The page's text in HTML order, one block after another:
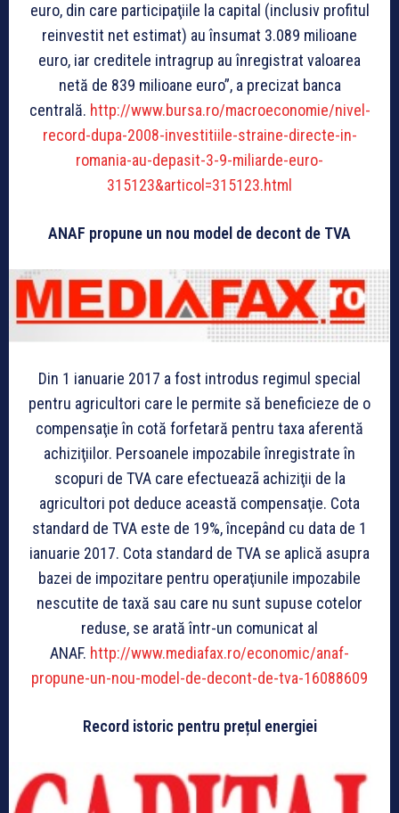
euro, din care participaţiile la capital (inclusiv profitul
reinvestit net estimat) au însumat 3.089 milioane
euro, iar creditele intragrup au înregistrat valoarea
netă de 839 milioane euro”, a precizat banca
centrală. http://www.bursa.ro/macroeconomie/nivel-
record-dupa-2008-investitiile-straine-directe-in-
romania-au-depasit-3-9-miliarde-euro-
315123&articol=315123.html
ANAF propune un nou model de decont de TVA
Din 1 ianuarie 2017 a fost introdus regimul special
pentru agricultori care le permite să beneficieze de o
compensaţie în cotă forfetară pentru taxa aferentă
achiziţiilor. Persoanele impozabile înregistrate în
scopuri de TVA care efectueazã achiziţii de la
agricultori pot deduce această compensaţie. Cota
standard de TVA este de 19%, începând cu data de 1
ianuarie 2017. Cota standard de TVA se aplică asupra
bazei de impozitare pentru operaţiunile impozabile
nescutite de taxă sau care nu sunt supuse cotelor
reduse, se arată într-un comunicat al
ANAF. http://www.mediafax.ro/economic/anaf-
propune-un-nou-model-de-decont-de-tva-16088609
Record istoric pentru prețul energiei